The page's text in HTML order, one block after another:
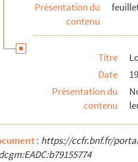
Présentation du
contenu
Titre
Date
Présentation du
contenu
: https://ccfr.bnf.fr/